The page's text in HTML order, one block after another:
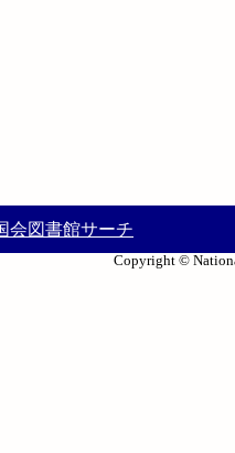
会図書館サーチ
Copyright ©